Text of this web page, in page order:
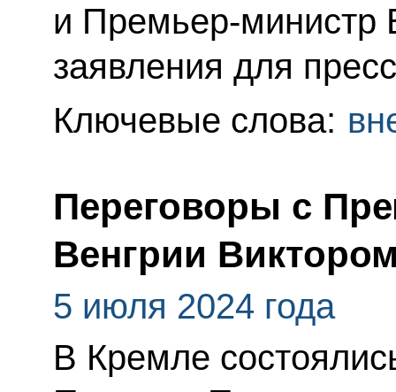
и Премьер-министр
заявления для
Ключевые слова:
Переговоры с
Венгрии
5 июля 2024 года
В Кремле